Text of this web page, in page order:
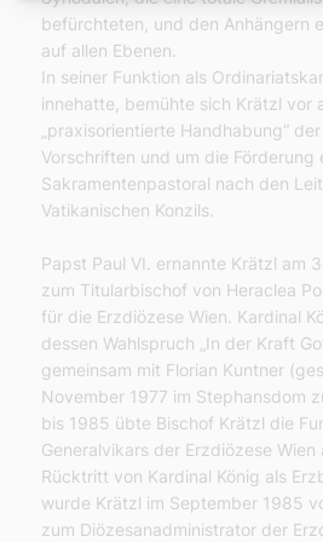
befürchteten, und den Anhängern
auf allen Ebenen.
In seiner Funktion als
innehatte, bemühte sich Krätzl vor
„praxisorientierte Handhabung“
Vorschriften und um die Förderung
Sakramentenpastoral nach den
Vatikanischen Konzils.
Papst Paul VI. ernannte Krätzl am
zum Titularbischof von Heraclea
für die Erzdiözese Wien. Kardinal
dessen Wahlspruch „In der Kraft
gemeinsam mit Florian Kuntner
November 1977 im Stephansdom
bis 1985 übte Bischof Krätzl die
Generalvikars der Erzdiözese Wien
Rücktritt von Kardinal König als
wurde Krätzl im September 1985
zum Diözesanadministrator der